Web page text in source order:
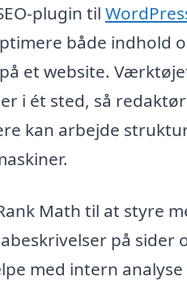
plugin til
både indhold
et website.
i ét sted, så
kan arbejde
Math til at styre
på sider
med intern analyse